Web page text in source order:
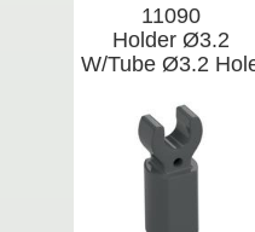
11090
Holder Ø3.2
W/Tube Ø3.2